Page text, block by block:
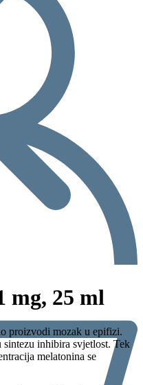
mg, 25 ml
proizvodi mozak u epifizi.
inhibira svjetlost. Tek
melatonina se